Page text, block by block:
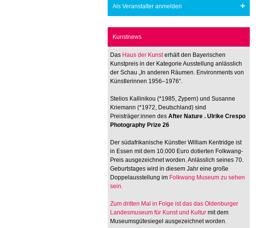
Als Veranstalter anmelden
Kunstnews
Das Haus der Kunsterhält den Bayerischen
Kunstpreis in der Kategorie Ausstellung anlässlich
der Schau „In anderen Räumen. Environments von
Künstlerinnen 1956–1976“.
Stelios Kallinikou (*1985, Zypern) und Susanne
Kriemann (*1972, Deutschland) sind
Preisträger:innen des After Nature . Ulrike Crespo
Photography Prize 26
Der südafrikanische Künstler William Kentridge ist
in Essen mit dem 10.000 Euro dotierten Folkwang-
Preis ausgezeichnet worden. Anlässlich seines 70.
Geburtstages wird in diesem Jahr eine große
Doppelausstellung im Folkwang Museum zu sehen
sein.
Zum dritten Mal in Folge ist das das Oldenburger
Landesmuseum für Kunst und Kultur mit dem
Museumsgütesiegel ausgezeichnet worden.